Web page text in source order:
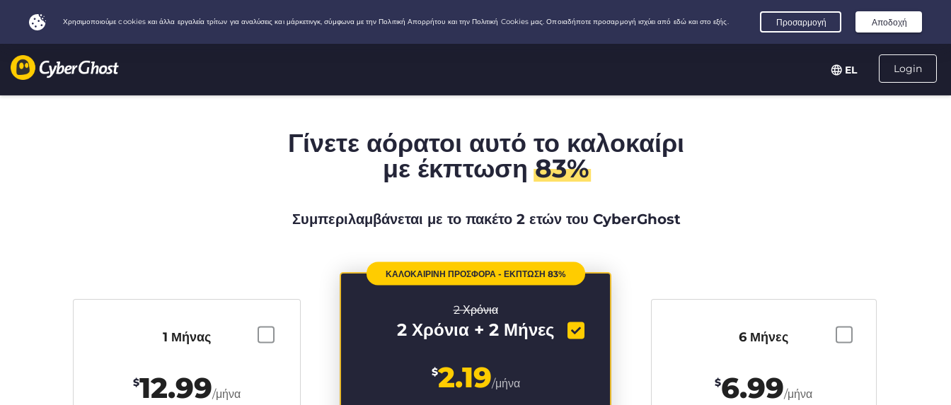
Login
EL
Γίνετε αόρατοι αυτό το καλοκαίρι
με έκπτωση83%
Συμπεριλαμβάνεται με το πακέτο 2 ετών του CyberGhost
ΚΑΛΟΚΑΙΡΙΝΉ ΠΡΟΣΦΟΡΆ - ΈΚΠΤΩΣΗ 83%
2 Χρόνια
2 Χρόνια + 2 Μήνες
$2.19/μήνα
6 Μήνες
$6.99/μήνα
1 Μήνας
$12.99/μήνα